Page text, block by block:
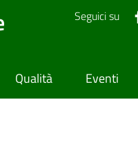
Seguici su
Qualità Eventi